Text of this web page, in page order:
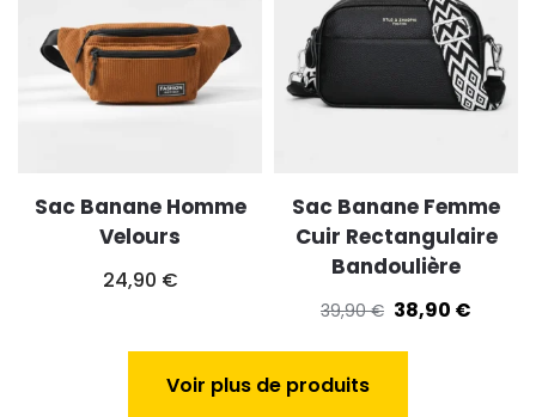
Sac Banane Homme
Velours
24,90 €
Sac Banane Femme
Cuir Rectangulaire
Bandoulière
39,90€ 38,90 €
Voir plus de produits